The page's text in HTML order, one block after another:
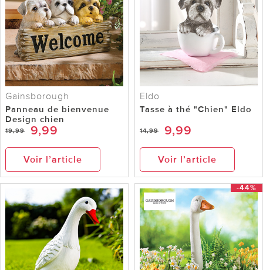
Gainsborough
Panneau de bienvenue
Design chien
19,99 9,99
Voir l’article
Eldo
Tasse à thé "Chien" Eldo
14,99 9,99
Voir l’article
-44%